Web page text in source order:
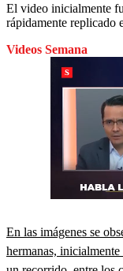
El video inicialmente
rápidamente replicado
Videos Semana
En las imágenes se
hermanas,